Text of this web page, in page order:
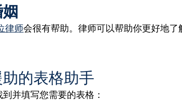
律师会很有帮助。律师可以帮助你更好地
的表格助手
并填写您需要的表格：